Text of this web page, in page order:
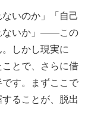
いのか」「自己
ないか」——この
しかし現実に
とで、さらに借
す。まずここで
ることが、脱出